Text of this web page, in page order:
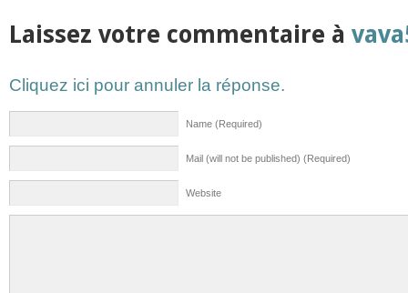
Laissez votre commentaire à
Cliquez ici pour annuler la réponse.
Name (Required)
Mail (will not be published) (Required)
Website